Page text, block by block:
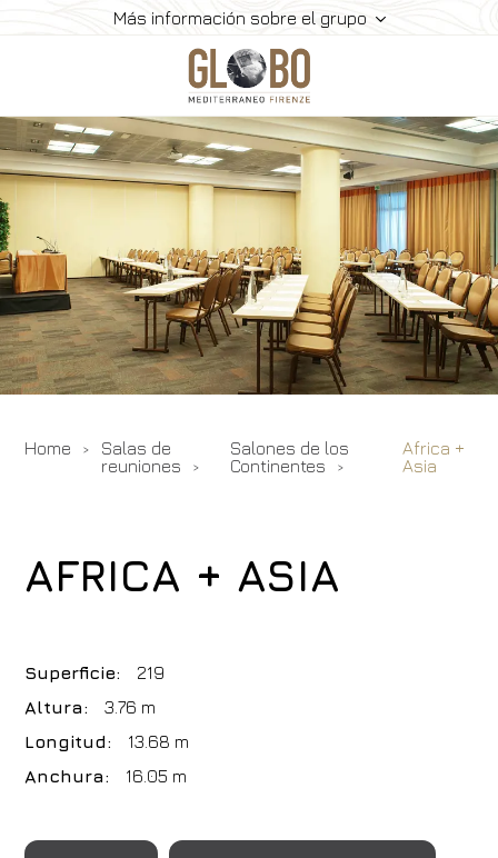
Más información sobre el grupo
Home
Salas De Reuniones
Restaurantes
Habitaciones Y Servicios
Galería
Contactos
Home
Salas de
reuniones
Salones de los
Continentes
Africa +
Asia
AFRICA + ASIA
Superficie:
219
Altura:
3.76 m
Longitud:
13.68 m
Anchura:
16.05 m